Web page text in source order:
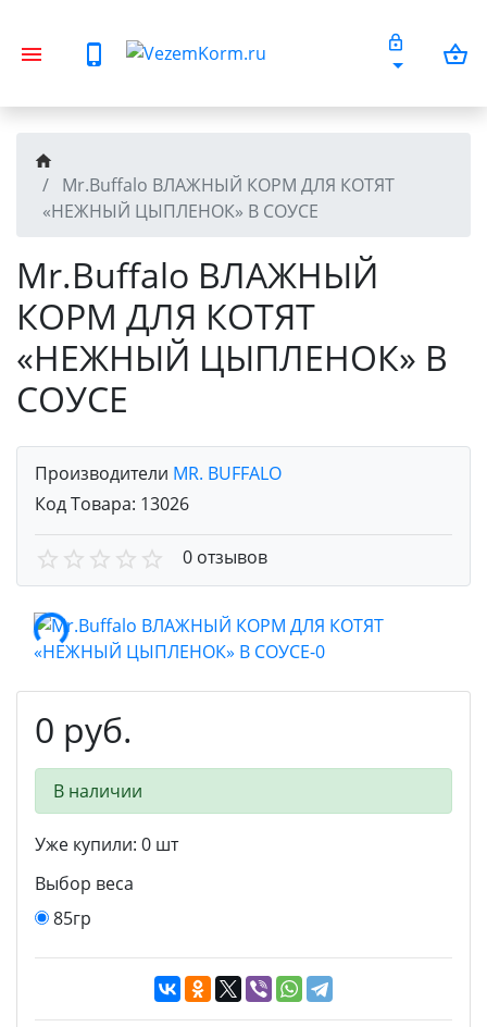
Mr.Buffalo ВЛАЖНЫЙ КОРМ ДЛЯ КОТЯТ
«НЕЖНЫЙ ЦЫПЛЕНОК» В СОУСЕ
Mr.Buffalo ВЛАЖНЫЙ
КОРМ ДЛЯ КОТЯТ
«НЕЖНЫЙ ЦЫПЛЕНОК» В
СОУСЕ
Производители MR. BUFFALO
Код Товара: 13026
0 отзывов
0 руб.
В наличии
Уже купили: 0 шт
Выбор веса
85гр